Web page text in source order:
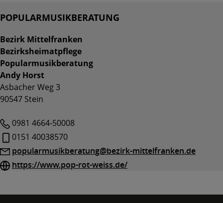
POPULARMUSIKBERATUNG
Bezirk Mittelfranken
Bezirksheimatpflege
Popularmusikberatung
Andy Horst
Asbacher Weg 3
90547 Stein
Telefon0981 4664-50008
Mobil0151 40038570
E-
Mail
popularmusikberatung@bezirk-mittelfranken.de
Website
https://www.pop-rot-weiss.de/